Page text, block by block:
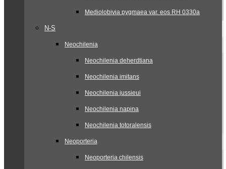
Mediolobivia pygmaea var. eos RH 0330a
N-S
Neochilenia
Neochilenia deherdtiana
Neochilenia imitans
Neochilenia jussieui
Neochilenia napina
Neochilenia totoralensis
Neoporteria
Neoporteria chilensis